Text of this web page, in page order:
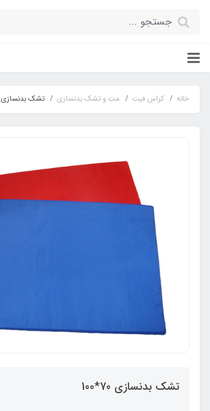
خانه کراس فیت مت و تشک بدنسازی تشک بدنسازی 70*100
تشک بدنسازی 70*100